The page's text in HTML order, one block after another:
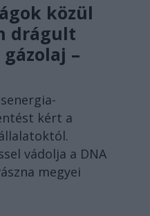
közül
drágult
–
kért a
vádolja a DNA
megyei